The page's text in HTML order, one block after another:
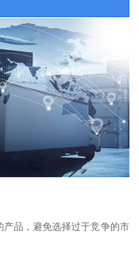
品，避免选择过于竞争的市